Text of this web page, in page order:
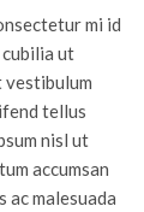
mi id
ut
vestibulum
tellus
nisl ut
accumsan
ac malesuada